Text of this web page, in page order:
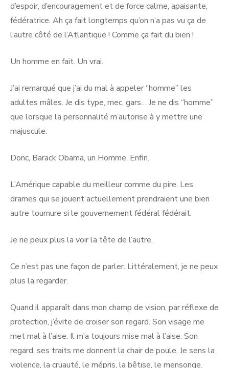
d’espoir, d’encouragement et de force calme, apaisante,
fédératrice. Ah ça fait longtemps qu’on n’a pas vu ça de
l’autre côté de l’Atlantique ! Comme ça fait du bien !
Un homme en fait. Un vrai.
J’ai remarqué que j’ai du mal à appeler ‘’homme’’ les
adultes mâles. Je dis type, mec, gars… Je ne dis ‘’homme’’
que lorsque la personnalité m’autorise à y mettre une
majuscule.
Donc, Barack Obama, un Homme. Enfin.
L’Amérique capable du meilleur comme du pire. Les
drames qui se jouent actuellement prendraient une bien
autre tournure si le gouvernement fédéral fédérait.
Je ne peux plus la voir la tête de l’autre.
Ce n’est pas une façon de parler. Littéralement, je ne peux
plus la regarder.
Quand il apparaît dans mon champ de vision, par réflexe de
protection, j’évite de croiser son regard. Son visage me
met mal à l’aise. Il m’a toujours mise mal à l’aise. Son
regard, ses traits me donnent la chair de poule. Je sens la
violence, la cruauté, le mépris, la bêtise, le mensonge.